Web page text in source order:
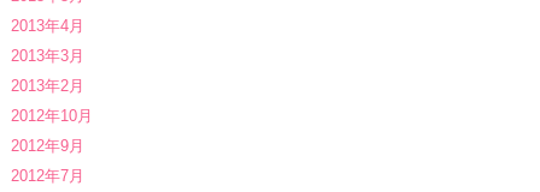
2013年4月
2013年3月
2013年2月
2012年10月
2012年9月
2012年7月